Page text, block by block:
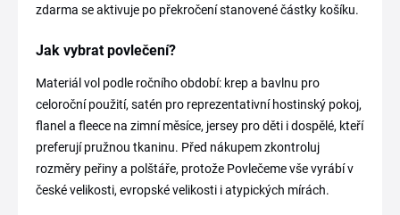
zdarma se aktivuje po překročení stanovené částky košíku.
Jak vybrat povlečení?
Materiál vol podle ročního období: krep a bavlnu pro
celoroční použití, satén pro reprezentativní hostinský pokoj,
flanel a fleece na zimní měsíce, jersey pro děti i dospělé, kteří
preferují pružnou tkaninu. Před nákupem zkontroluj
rozměry peřiny a polštáře, protože Povlečeme vše vyrábí v
české velikosti, evropské velikosti i atypických mírách.